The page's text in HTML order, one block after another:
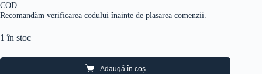
COD.
Recomandăm verificarea codului înainte de plasarea comenzii.
1 în stoc
Adaugă în coș